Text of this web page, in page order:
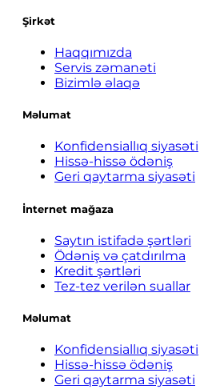
Şirkət
Haqqımızda
Servis zəmanəti
Bizimlə əlaqə
Məlumat
Konfidensiallıq siyasəti
Hissə-hissə ödəniş
Geri qaytarma siyasəti
İnternet mağaza
Saytın istifadə şərtləri
Ödəniş və çatdırılma
Kredit şərtləri
Tez-tez verilən suallar
Məlumat
Konfidensiallıq siyasəti
Hissə-hissə ödəniş
Geri qaytarma siyasəti